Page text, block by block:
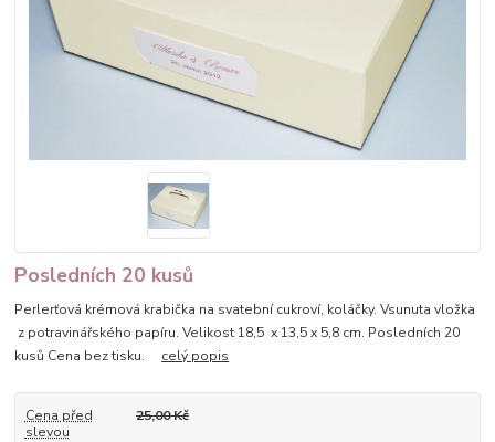
Posledních 20 kusů
Perlerťová krémová krabička na svatební cukroví, koláčky. Vsunuta vložka
z potravinářského papíru. Velikost 18,5 x 13,5 x 5,8 cm. Posledních 20
kusů Cena bez tisku. celý popis
Cena před
slevou
25,00 Kč